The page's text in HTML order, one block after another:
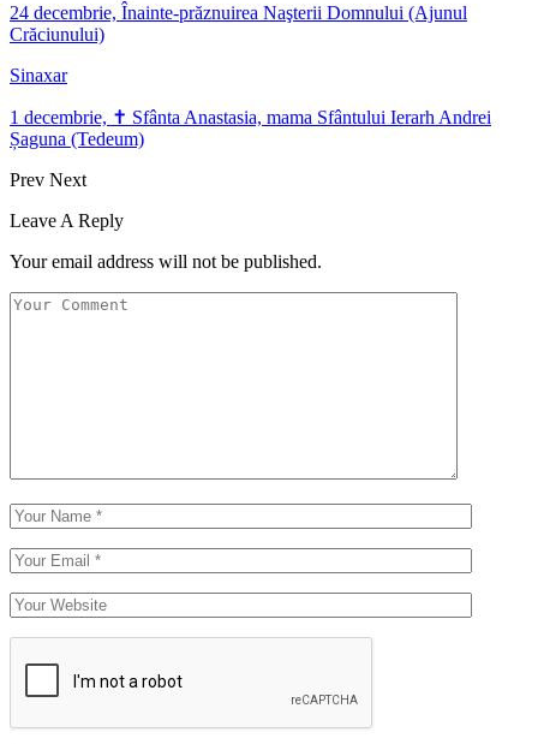
24 decembrie, Înainte-prăznuirea Naşterii Domnului (Ajunul
Crăciunului)
Sinaxar
1 decembrie, ✝ Sfânta Anastasia, mama Sfântului Ierarh Andrei
Șaguna (Tedeum)
Prev Next
Leave A Reply
Your email address will not be published.